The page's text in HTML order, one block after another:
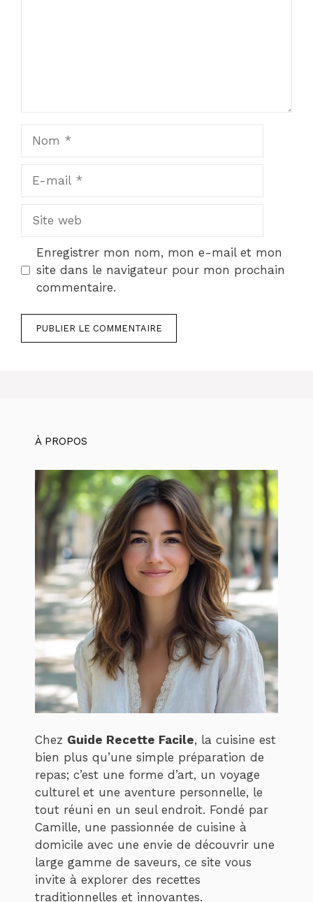
mail
web
Enregistrer mon nom, mon e-mail et mon
site dans le navigateur pour mon prochain
commentaire.
À PROPOS
Chez Guide Recette Facile, la cuisine est
bien plus qu’une simple préparation de
repas; c’est une forme d’art, un voyage
culturel et une aventure personnelle, le
tout réuni en un seul endroit. Fondé par
Camille, une passionnée de cuisine à
domicile avec une envie de découvrir une
large gamme de saveurs, ce site vous
invite à explorer des recettes
traditionnelles et innovantes.